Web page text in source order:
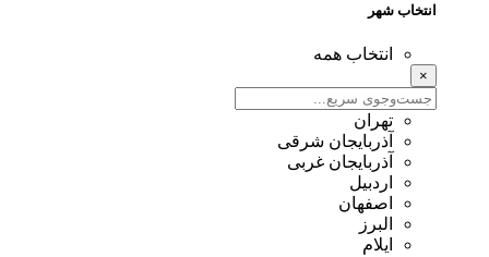
انتخاب شهر
انتخاب همه
×
تهران
آذربایجان شرقی
آذربایجان غربی
اردبیل
اصفهان
البرز
ایلام